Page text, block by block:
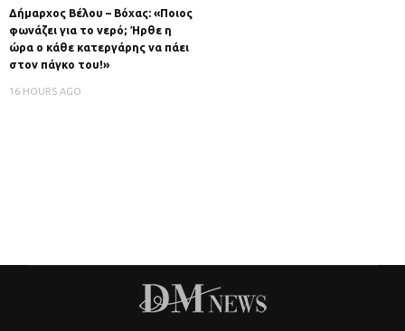
Δήμαρχος Βέλου – Βόχας: «Ποιος
φωνάζει για το νερό; Ήρθε η
ώρα ο κάθε κατεργάρης να πάει
στον πάγκο του!»
16 HOURS AGO